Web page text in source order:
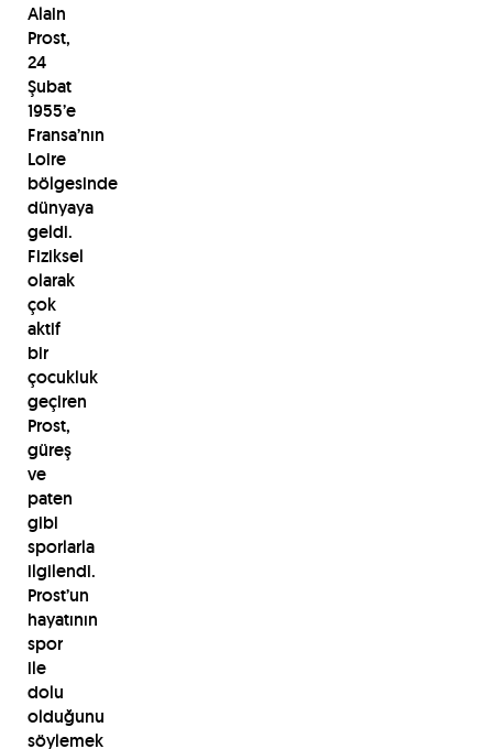
Alain
Prost,
24
Şubat
1955’e
Fransa’nın
Loire
bölgesinde
dünyaya
geldi.
Fiziksel
olarak
çok
aktif
bir
çocukluk
geçiren
Prost,
güreş
ve
paten
gibi
sporlarla
ilgilendi.
Prost’un
hayatının
spor
ile
dolu
olduğunu
söylemek